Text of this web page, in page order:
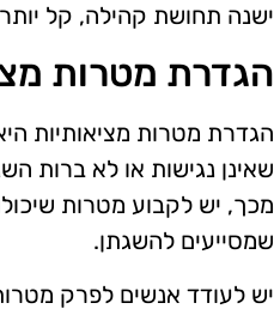
ישנה תחושת קהילה, קל
הגדרת מטרות
הגדרת מטרות מציאותיות
שאינן נגישות או לא ברות
מכך, יש לקבוע מטרות
שמסייעים להשגתן.
יש לעודד אנשים לפרק